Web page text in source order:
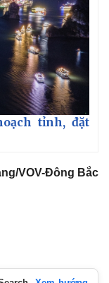
tỉnh, đặt
VOV-Đông Bắc